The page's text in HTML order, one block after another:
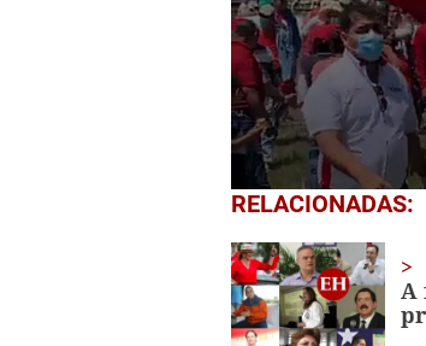
0
seconds
1
minute,
29
secondsVolume
0%
RELACIONADAS:
A